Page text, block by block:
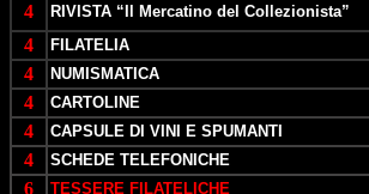
4 RIVISTA “Il Mercatino del Collezionista”
4 FILATELIA
4 NUMISMATICA
4 CARTOLINE
4 CAPSULE DI VINI E SPUMANTI
4 SCHEDE TELEFONICHE
6 TESSERE FILATELICHE